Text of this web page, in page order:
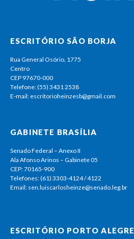
ESCRITÓRIO SÃO BORJA
Rua General Osório, 1775
Centro
CEP 97670-000
Telefone: (55) 3431 2538
E-mail: escritorioheinzesb@gmail.com
GABINETE BRASÍLIA
Senado Federal – Anexo II
Ala Afonso Arinos – Gabinete 05
CEP: 70165-900
Telefones: (61) 3303-4124 / 4122
Email: sen.luiscarlosheinze@senado.leg.br
ESCRITÓRIO PORTO ALEGRE